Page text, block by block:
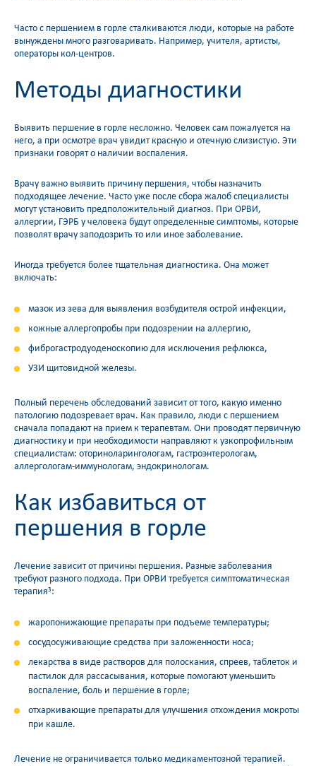
Часто с першением в горле сталкиваются люди, которые на работе
вынуждены много разговаривать. Например, учителя, артисты,
операторы кол-центров.
Методы диагностики
Выявить першение в горле несложно. Человек сам пожалуется на
него, а при осмотре врач увидит красную и отечную слизистую. Эти
признаки говорят о наличии воспаления.
Врачу важно выявить причину першения, чтобы назначить
подходящее лечение. Часто уже после сбора жалоб специалисты
могут установить предположительный диагноз. При ОРВИ,
аллергии, ГЭРБ у человека будут определенные симптомы, которые
позволят врачу заподозрить то или иное заболевание.
Иногда требуется более тщательная диагностика. Она может
включать:
мазок из зева для выявления возбудителя острой инфекции,
кожные аллергопробы при подозрении на аллергию,
фиброгастродуоденоскопию для исключения рефлюкса,
УЗИ щитовидной железы.
Полный перечень обследований зависит от того, какую именно
патологию подозревает врач. Как правило, люди с першением
сначала попадают на прием к терапевтам. Они проводят первичную
диагностику и при необходимости направляют к узкопрофильным
специалистам: оториноларингологам, гастроэнтерологам,
аллергологам-иммунологам, эндокринологам.
Как избавиться от
першения в горле
Лечение зависит от причины першения. Разные заболевания
требуют разного подхода. При ОРВИ требуется симптоматическая
терапия3 :
жаропонижающие препараты при подъеме температуры;
сосудосуживающие средства при заложенности носа;
лекарства в виде растворов для полоскания, спреев, таблеток и
пастилок для рассасывания, которые помогают уменьшить
воспаление, боль и першение в горле;
отхаркивающие препараты для улучшения отхождения мокроты
при кашле.
Лечение не ограничивается только медикаментозной терапией.